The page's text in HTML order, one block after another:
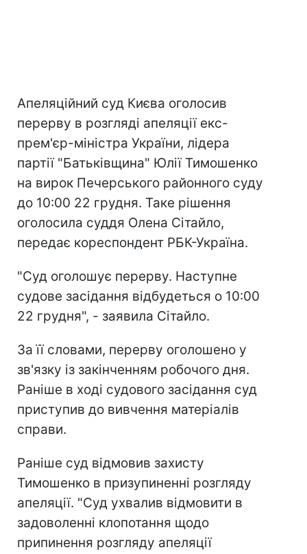
Апеляційний суд Києва оголосив
перерву в розгляді апеляції екс-
прем'єр-міністра України, лідера
партії "Батьківщина" Юлії Тимошенко
на вирок Печерського районного суду
до 10:00 22 грудня. Таке рішення
оголосила суддя Олена Сітайло,
передає кореспондент РБК-Україна.
"Суд оголошує перерву. Наступне
судове засідання відбудеться о 10:00
22 грудня", - заявила Сітайло.
За її словами, перерву оголошено у
зв'язку із закінченням робочого дня.
Раніше в ході судового засідання суд
приступив до вивчення матеріалів
справи.
Раніше суд відмовив захисту
Тимошенко в призупиненні розгляду
апеляції. "Суд ухвалив відмовити в
задоволенні клопотання щодо
припинення розгляду апеляції